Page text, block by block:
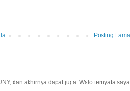
Posting Lama
dan akhirnya dapat juga. Walo ternyata saya